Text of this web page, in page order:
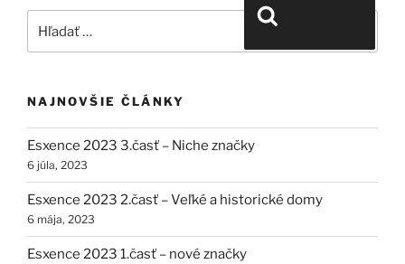
NAJNOVŠIE ČLÁNKY
Esxence 2023 3.časť – Niche značky
6 júla, 2023
Esxence 2023 2.časť – Veľké a historické domy
6 mája, 2023
Esxence 2023 1.časť – nové značky